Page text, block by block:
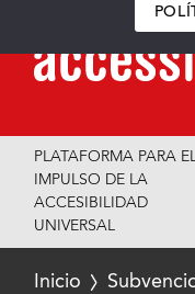
PLATAFORMA PARA
IMPULSO DE LA
ACCESIBILIDAD
UNIVERSAL
Inicio